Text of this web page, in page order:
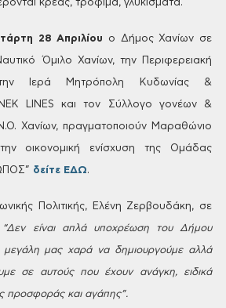
κρέας, τρόφιμα, γλυκίσματα.
28 Απριλίου ο Δήμος Χανίων σε
Όμιλο Χανίων, την Περιφερειακή
Ιερά Μητρόπολη Κυδωνίας &
LINES και τον Σύλλογο γονέων &
Χανίων, πραγματοποιούν Μαραθώνιο
οικονομική ενίσχυση της Ομάδας
δείτε ΕΔΩ.
Πολιτικής, Ελένη Ζερβουδάκη, σε
“Δεν είναι απλά υποχρέωση του Δήμου
μεγάλη μας χαράνα δημιουργούμε αλλά
σε αυτούς που έχουν ανάγκη, ειδικά
προσφοράς και αγάπης”.